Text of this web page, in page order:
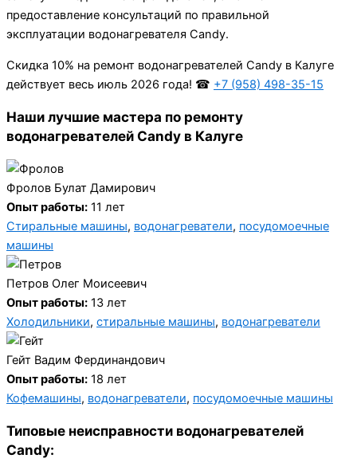
предоставление консультаций по правильной
эксплуатации водонагревателя Candy.
Cкидка 10% на ремонт водонагревателей Candy в Калуге
действует весь июль 2026 года! ☎ +7 (958) 498-35-15
Наши лучшие мастера по ремонту
водонагревателей Candy в Калуге
Фролов Булат Дамирович
Опыт работы: 11 лет
Стиральные машины, водонагреватели, посудомоечные
машины
Петров Олег Моисеевич
Опыт работы: 13 лет
Холодильники, стиральные машины, водонагреватели
Гейт Вадим Фердинандович
Опыт работы: 18 лет
Кофемашины, водонагреватели, посудомоечные машины
Типовые неисправности водонагревателей
Candy: